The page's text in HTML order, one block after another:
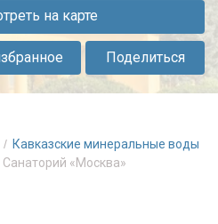
на карте
Поделиться
Кавказские минеральные воды
Санаторий «Москва»